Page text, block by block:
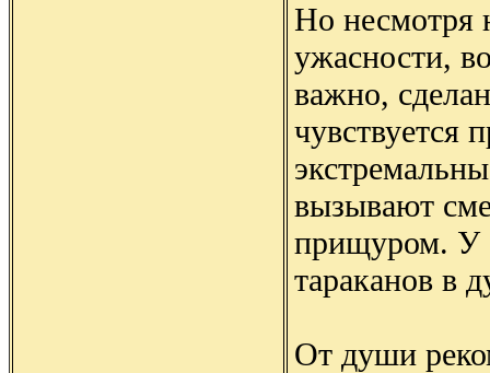
Но несмотря
ужасности,
важно,
чувствуется
вызывают
прищуром. У
тараканов в
От души